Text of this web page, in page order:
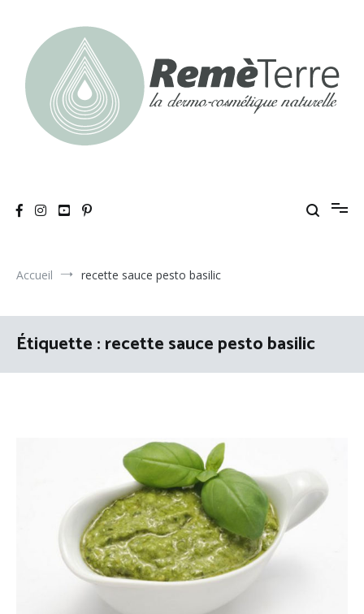
contenu
Accueil recette sauce pesto basilic
Étiquette :recette sauce pesto basilic